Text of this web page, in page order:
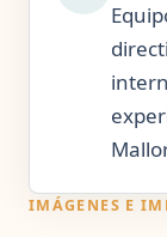
IMÁGENES E